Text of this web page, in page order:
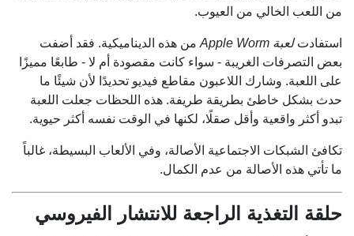
من اللعب الخالي من العيوب.
استفادتلعبة Apple Worm
من هذه الديناميكية. فقد أضفت
بعض التصرفات الغريبة - سواء كانت مقصودة أم لا - طابعًا مميزًا
على اللعبة. وشارك اللاعبون مقاطع فيديو تحديدًا لأن شيئًا ما
حدث بشكل خاطئ بطريقة طريفة. هذه اللحظات جعلت اللعبة
تبدو أكثر واقعية وأقل صقلًا، لكنها في الوقت نفسه أكثر حيوية.
تكافئ الشبكات الاجتماعية الأصالة، وفي الألعاب البسيطة، غالباً
ما تأتي هذه الأصالة من عدم الكمال.
حلقة التغذية الراجعة للانتشار الفيروسي